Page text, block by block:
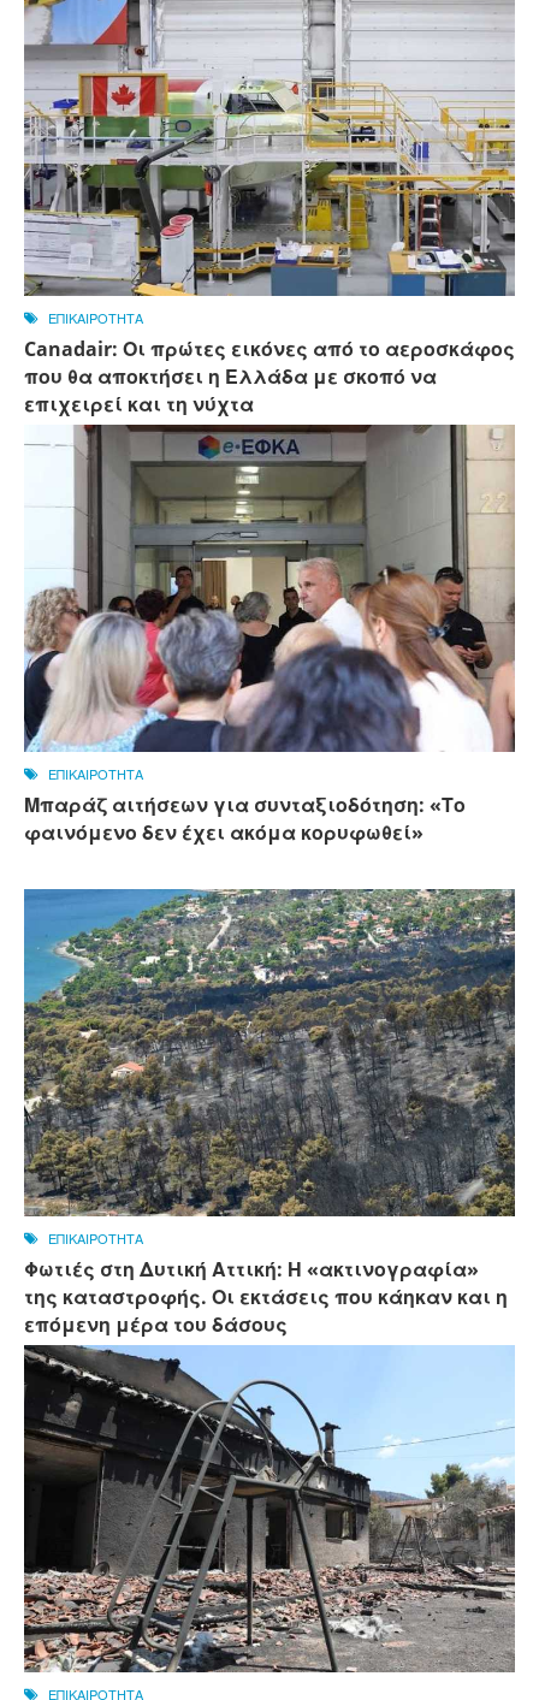
ΕΠΙΚΑΙΡΟΤΗΤΑ
Canadair: Οι πρώτες εικόνες από το αεροσκάφος
που θα αποκτήσει η Ελλάδα με σκοπό να
επιχειρεί και τη νύχτα
ΕΠΙΚΑΙΡΟΤΗΤΑ
Μπαράζ αιτήσεων για συνταξιοδότηση: «Το
φαινόμενο δεν έχει ακόμα κορυφωθεί»
ΕΠΙΚΑΙΡΟΤΗΤΑ
Φωτιές στη Δυτική Αττική: Η «ακτινογραφία»
της καταστροφής. Οι εκτάσεις που κάηκαν και η
επόμενη μέρα του δάσους
ΕΠΙΚΑΙΡΟΤΗΤΑ